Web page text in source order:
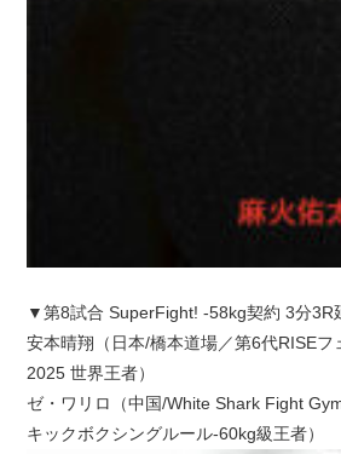
▼第8試合 SuperFight! -58kg契約 3分3R
安本晴翔（日本/橋本道場／第6代RISE
2025 世界王者）
ゼ・ワリロ（中国/White Shark Fight
キックボクシングルール-60kg級王者）